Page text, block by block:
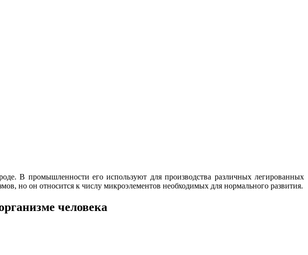
В промышленности его используют для производства различных легированных
но он относится к числу микроэлементов необходимых для нормального развития.
человека